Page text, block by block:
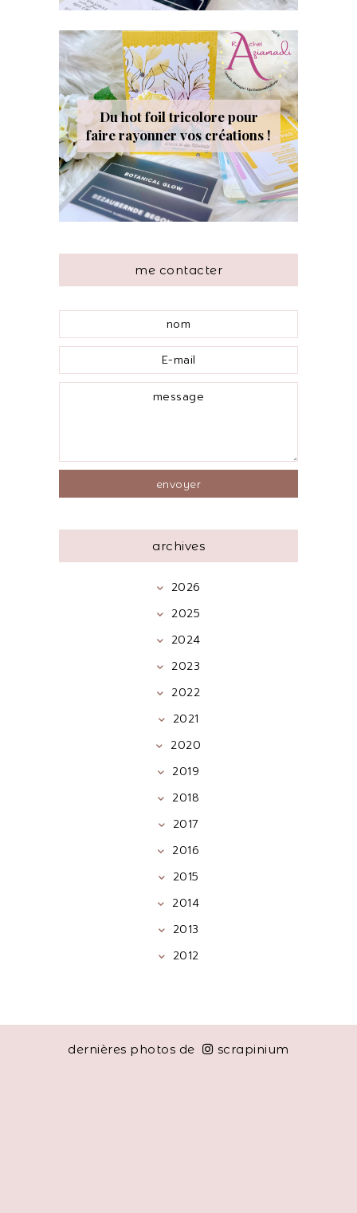
Du hot foil tricolore pour
faire rayonner vos créations !
me contacter
archives
2026
2025
2024
2023
2022
2021
2020
2019
2018
2017
2016
2015
2014
2013
2012
dernières photos de scrapinium